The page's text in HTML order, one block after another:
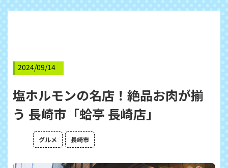
2024/09/14
塩ホルモンの名店！絶品お肉が揃
う 長崎市「蛤亭 長崎店」
グルメ 長崎市